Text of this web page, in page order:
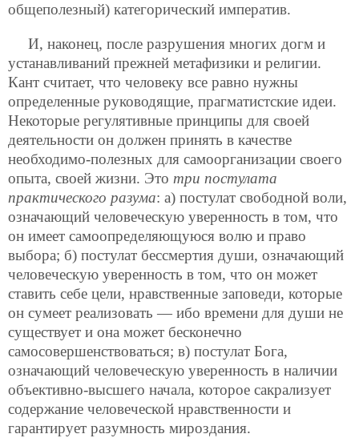
общеполезный) категорический императив.
И, наконец, после разрушения многих догм и
устанавливаний прежней метафизики и религии.
Кант считает, что человеку все равно нужны
определенные руководящие, прагматистские идеи.
Некоторые регулятивные принципы для своей
деятельности он должен принять в качестве
необходимо-полезных для самоорганизации своего
опыта, своей жизни. Это три постулата
практического разума: а) постулат свободной воли,
означающий человеческую уверенность в том, что
он имеет самоопределяющуюся волю и право
выбора; б) постулат бессмертия души, означающий
человеческую уверенность в том, что он может
ставить себе цели, нравственные заповеди, которые
он сумеет реализовать — ибо времени для души не
существует и она может бесконечно
самосовершенствоваться; в) постулат Бога,
означающий человеческую уверенность в наличии
объективно-высшего начала, которое сакрализует
содержание человеческой нравственности и
гарантирует разумность мироздания.